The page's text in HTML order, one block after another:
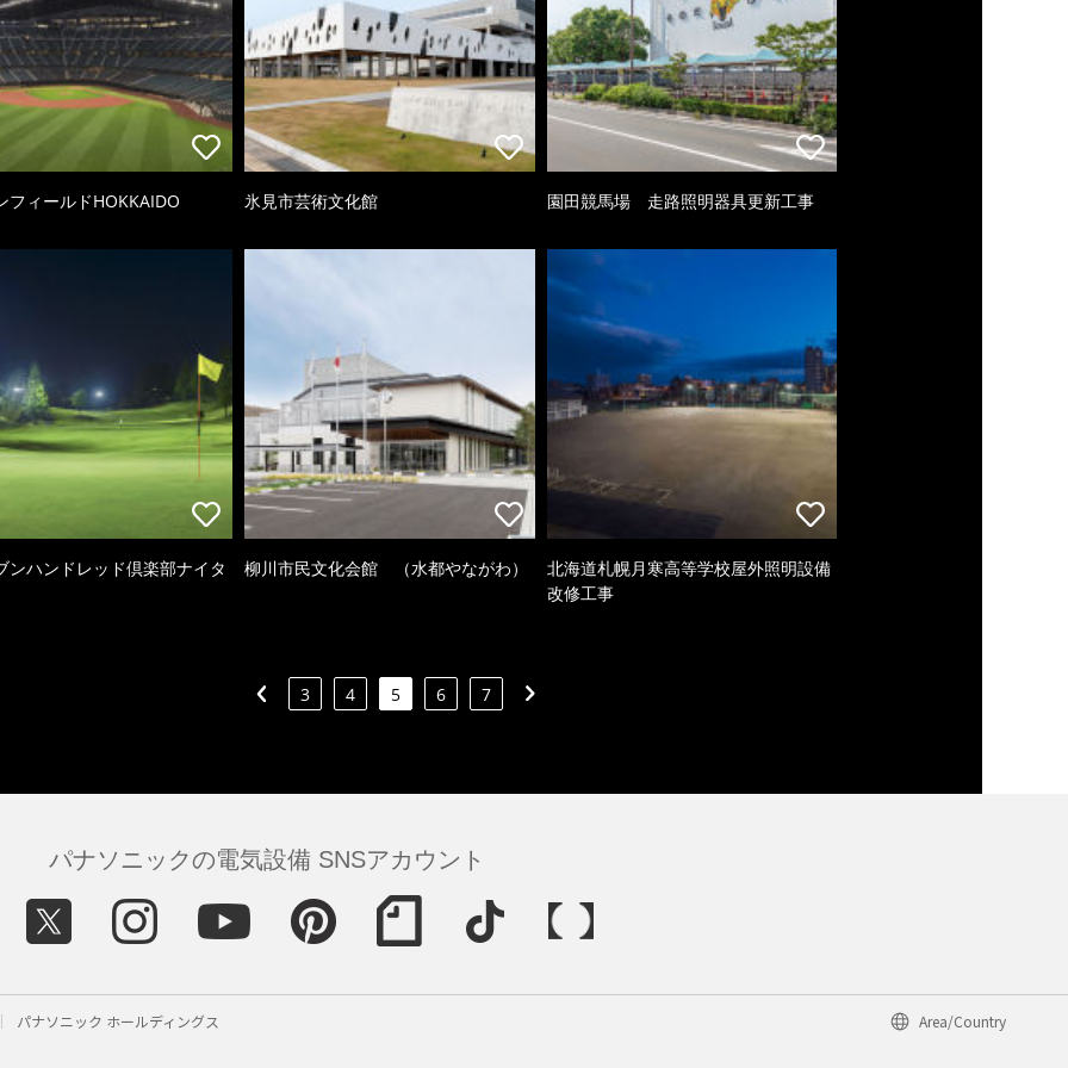
フィールドHOKKAIDO 氷見市芸術文化館 園田競馬場 走路照明器具更新工事
ンハンドレッド倶楽部ナイタ 柳川市民文化会館 （水都やながわ）
北海道札幌月寒高等学校屋外照明設備
改修工事
3 4 5 6 7
パナソニックの電気設備 SNSアカウント
パナソニック ホールディングス Area/Country